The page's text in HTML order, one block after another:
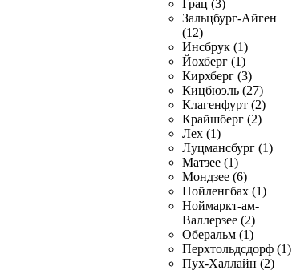
Грац (3)
Зальцбург-Айген
(12)
Инсбрук (1)
Йохберг (1)
Кирхберг (3)
Кицбюэль (27)
Клагенфурт (2)
Крайшберг (2)
Лех (1)
Луцмансбург (1)
Матзее (1)
Мондзее (6)
Нойленгбах (1)
Ноймаркт-ам-
Валлерзее (2)
Оберальм (1)
Перхтольдсдорф (1)
Пух-Халлайн (2)